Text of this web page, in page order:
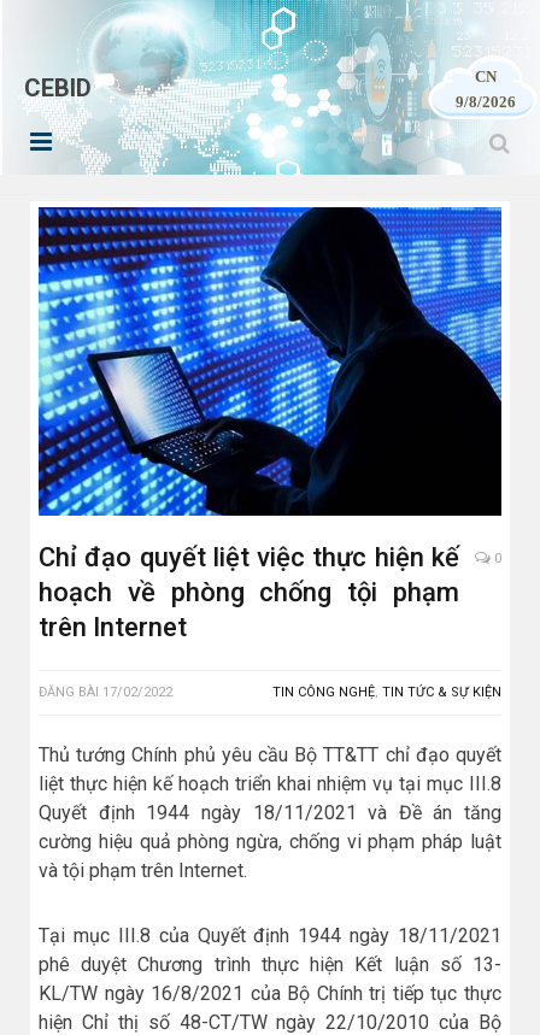
CEBID
CN
9/8/2026
Chỉ đạo quyết liệt việc thực hiện kế
hoạch về phòng chống tội phạm
trên Internet
0
ĐĂNG BÀI 17/02/2022 TIN CÔNG NGHỆ, TIN TỨC & SỰ KIỆN
Thủ tướng Chính phủ yêu cầu Bộ TT&TT chỉ đạo quyết
liệt thực hiện kế hoạch triển khai nhiệm vụ tại mục III.8
Quyết định 1944 ngày 18/11/2021 và Đề án tăng
cường hiệu quả phòng ngừa, chống vi phạm pháp luật
và tội phạm trên Internet.
Tại mục III.8 của Quyết định 1944 ngày 18/11/2021
phê duyệt Chương trình thực hiện Kết luận số 13-
KL/TW ngày 16/8/2021 của Bộ Chính trị tiếp tục thực
hiện Chỉ thị số 48-CT/TW ngày 22/10/2010 của Bộ